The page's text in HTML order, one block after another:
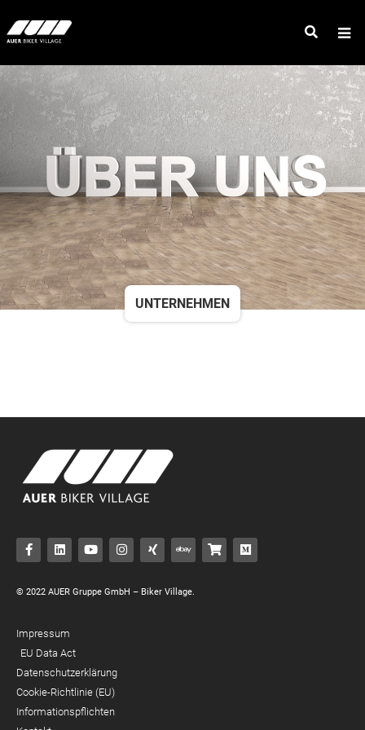
UNTERNEHMEN
© 2022 AUER Gruppe GmbH – Biker Village.
Impressum
EU Data Act
Datenschutzerklärung
Cookie-Richtlinie (EU)
Informationspflichten